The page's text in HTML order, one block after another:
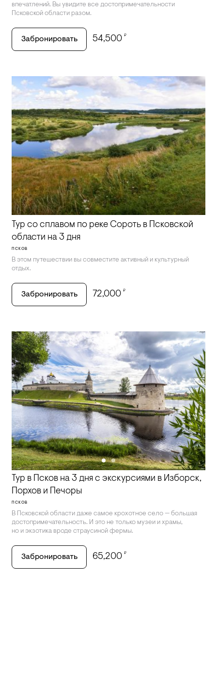
впечатлений. Вы увидите все достопримечательности
Псковской области разом.
Забронировать 54,500 ₽
Тур со сплавом по реке Сороть в Псковской
области на 3 дня
ПСКОВ
В этом путешествии вы совместите активный и культурный
отдых.
Забронировать 72,000 ₽
Тур в Псков на 3 дня с экскурсиями в Изборск,
Порхов и Печоры
ПСКОВ
В Псковской области даже самое крохотное село — большая
достопримечательность. И это не только музеи и храмы,
но и экзотика вроде страусиной фермы.
Забронировать 65,200 ₽